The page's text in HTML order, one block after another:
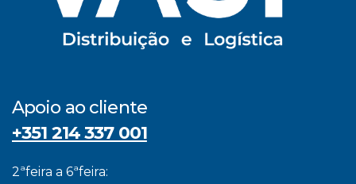
Apoio ao cliente
+351 214 337 001
2ªfeira a 6ªfeira: